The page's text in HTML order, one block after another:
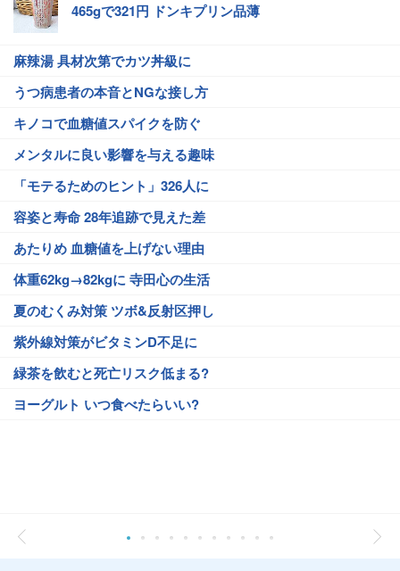
465gで321円 ドンキプリン品薄
麻辣湯 具材次第でカツ丼級に
うつ病患者の本音とNGな接し方
キノコで血糖値スパイクを防ぐ
メンタルに良い影響を与える趣味
「モテるためのヒント」326人に
容姿と寿命 28年追跡で見えた差
あたりめ 血糖値を上げない理由
体重62kg→82kgに 寺田心の生活
夏のむくみ対策 ツボ&反射区押し
紫外線対策がビタミンD不足に
緑茶を飲むと死亡リスク低まる?
ヨーグルト いつ食べたらいい?